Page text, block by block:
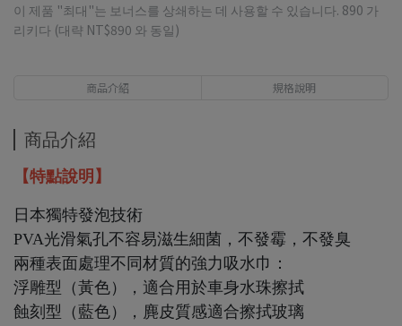
이 제품 "최대"는 보너스를 상쇄하는 데 사용할 수 있습니다. 890 가
리키다 (대략 NT$890 와 동일)
商品介紹 規格說明
商品介紹
【特點說明】
日本獨特發泡技術
PVA光滑氣孔不容易滋生細菌，不發霉，不發臭
兩種表面處理不同材質的強力吸水巾：
浮雕型（黃色），適合用於車身水珠擦拭
蝕刻型（藍色），麂皮質感適合擦拭玻璃